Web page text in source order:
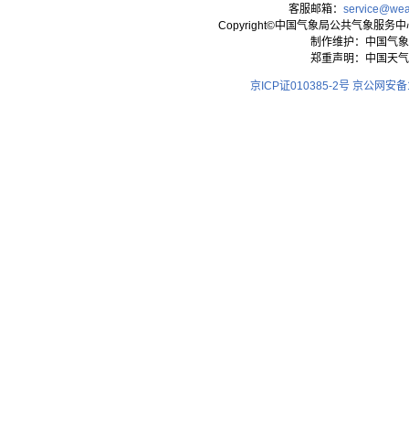
客服邮箱：
Copyright©中国气象局公共气象服务
制作维护：中国气
郑重声明：中国天
京ICP证010385-2号 京公网安